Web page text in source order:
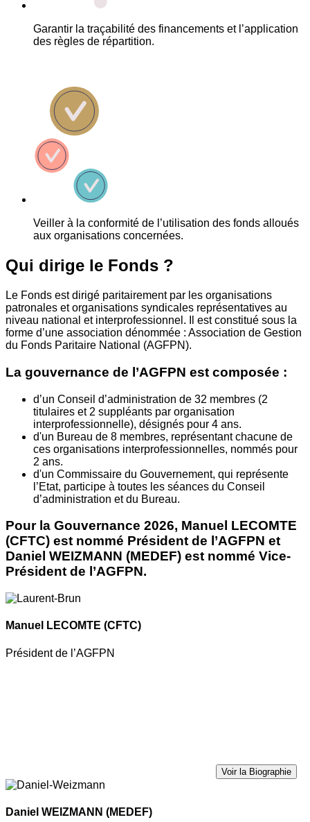
Garantir la traçabilité des financements et l’application
des règles de répartition.
Veiller à la conformité de l’utilisation des fonds alloués
aux organisations concernées.
Qui dirige le Fonds ?
Le Fonds est dirigé paritairement par les organisations
patronales et organisations syndicales représentatives au
niveau national et interprofessionnel. Il est constitué sous la
forme d’une association dénommée : Association de Gestion
du Fonds Paritaire National (AGFPN).
La gouvernance de l’AGFPN est composée :
d’un Conseil d’administration de 32 membres (2
titulaires et 2 suppléants par organisation
interprofessionnelle), désignés pour 4 ans.
d'un Bureau de 8 membres, représentant chacune de
ces organisations interprofessionnelles, nommés pour
2 ans.
d'un Commissaire du Gouvernement, qui représente
l’Etat, participe à toutes les séances du Conseil
d’administration et du Bureau.
Pour la Gouvernance 2026, Manuel LECOMTE
(CFTC) est nommé Président de l’AGFPN et
Daniel WEIZMANN (MEDEF) est nommé Vice-
Président de l’AGFPN.
Manuel LECOMTE (CFTC)
Président de l’AGFPN
Voir la Biographie
Daniel WEIZMANN (MEDEF)